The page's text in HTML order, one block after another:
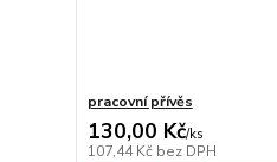
pracovní přívěs
130,00 Kč/ks
107,44 Kč bez DPH